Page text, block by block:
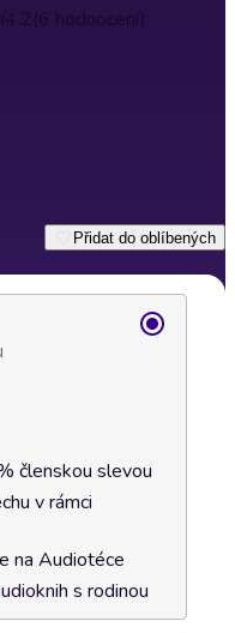
4.2(6 hodnocení)
Přidat do oblíbených
členskou slevou
v rámci
na Audiotéce
s rodinou